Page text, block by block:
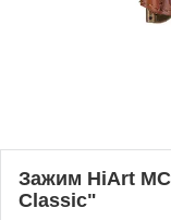
Зажим HiArt
Classic"